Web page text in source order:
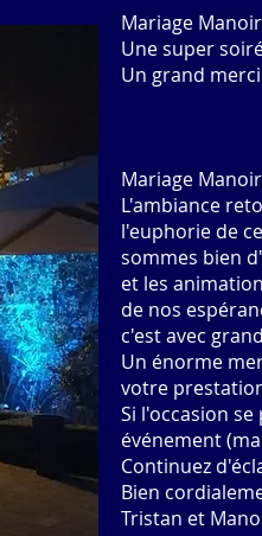
Mariage
Une super
Un grand
Mariage
L'ambiance
l'euphorie de
sommes bien
et les
de nos
c'est avec
Un énorme
votre
Si l'occasion
événement
Continuez
Bien
Tristan et